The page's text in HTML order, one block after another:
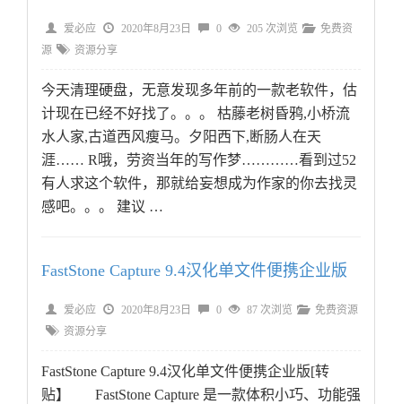
爱必应 2020年8月23日 0 205 次浏览
免费资
源
资源分享
今天清理硬盘，无意发现多年前的一款老软件，估
计现在已经不好找了。。。 枯藤老树昏鸦,小桥流
水人家,古道西风瘦马。夕阳西下,断肠人在天
涯…… R哦，劳资当年的写作梦…………看到过52
有人求这个软件，那就给妄想成为作家的你去找灵
感吧。。。 建议 …
FastStone Capture 9.4汉化单文件便携企业版
爱必应 2020年8月23日 0 87 次浏览
免费资源
资源分享
FastStone Capture 9.4汉化单文件便携企业版[转
贴】 FastStone Capture 是一款体积小巧、功能强